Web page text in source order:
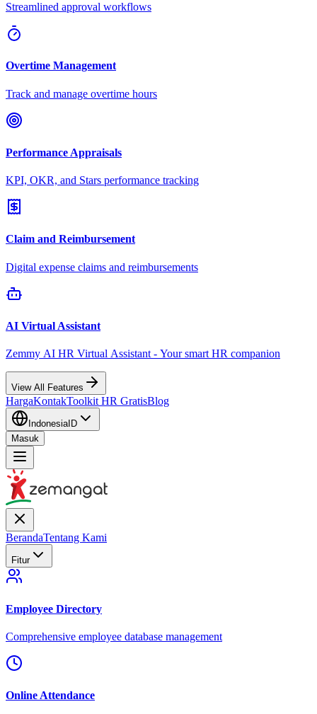
Streamlined approval workflows
Overtime Management
Track and manage overtime hours
Performance Appraisals
KPI, OKR, and Stars performance tracking
Claim and Reimbursement
Digital expense claims and reimbursements
AI Virtual Assistant
Zemmy AI HR Virtual Assistant - Your smart HR companion
View All Features
HargaKontakToolkit HR GratisBlog
IndonesiaID
Masuk
BerandaTentang Kami
Fitur
Employee Directory
Comprehensive employee database management
Online Attendance